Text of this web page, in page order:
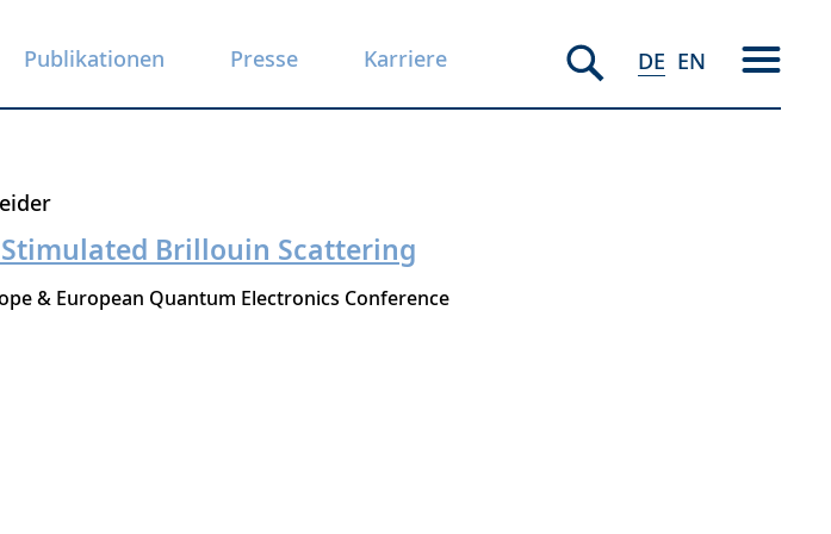
Publikationen Presse Karriere DE EN
Brillouin Scattering
& European Quantum Electronics Conference